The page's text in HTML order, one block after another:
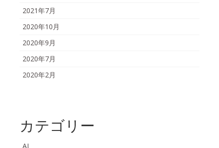
2021年7月
2020年10月
2020年9月
2020年7月
2020年2月
カテゴリー
AI